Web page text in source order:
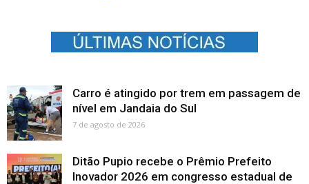
Carro é atingido por trem em passagem de
nível em Jandaia do Sul
7 de agosto de 2026
Ditão Pupio recebe o Prêmio Prefeito
Inovador 2026 em congresso estadual de